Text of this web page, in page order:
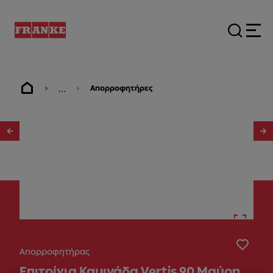
... Απορροφητήρες
Απορροφητήρας